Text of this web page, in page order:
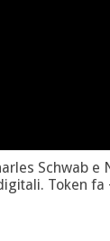
Schwab
Token fa